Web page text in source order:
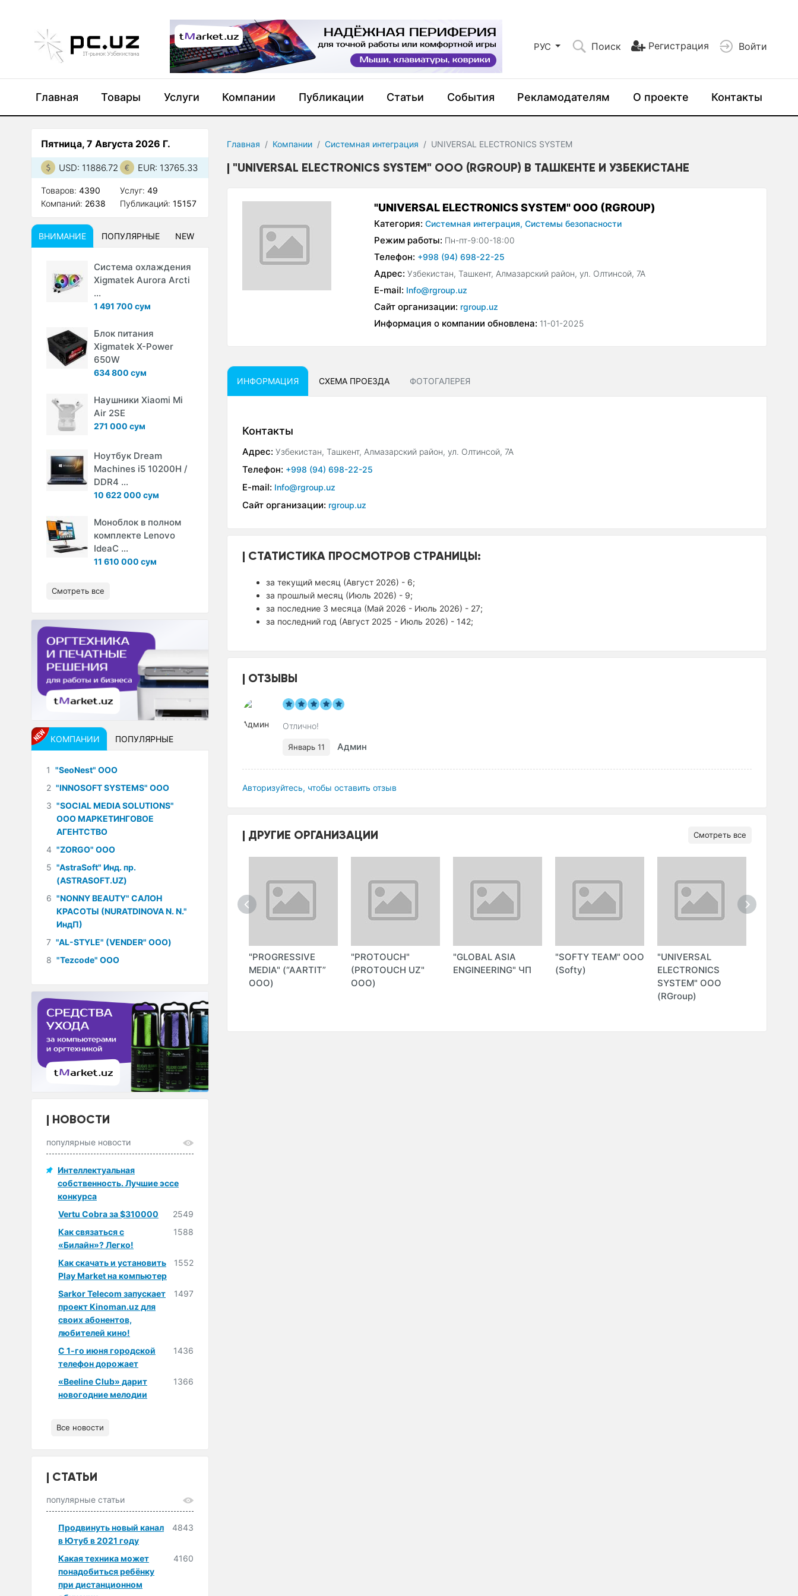
РУС Поиск Регистрация Войти
Главная Товары Услуги Компании Публикации Статьи События Рекламодателям О проекте Контакты
Главная Компании Системная интеграция UNIVERSAL ELECTRONICS SYSTEM
"UNIVERSAL ELECTRONICS SYSTEM" ООО (RGROUP) В ТАШКЕНТЕ И УЗБЕКИСТАНЕ
"UNIVERSAL ELECTRONICS SYSTEM" ООО (RGROUP)
Категория: Системная интеграция, Системы безопасности
Режим работы: Пн-пт-9:00-18:00
Телефон: +998 (94) 698-22-25
Адрес: Узбекистан, Ташкент, Алмазарский район, ул. Олтинсой, 7А
E-mail: Info@rgroup.uz
Сайт организации: rgroup.uz
Информация о компании обновлена: 11-01-2025
ИНФОРМАЦИЯ СХЕМА ПРОЕЗДА ФОТОГАЛЕРЕЯ
Контакты
Адрес: Узбекистан, Ташкент, Алмазарский район, ул. Олтинсой, 7А
Телефон: +998 (94) 698-22-25
E-mail: Info@rgroup.uz
Сайт организации: rgroup.uz
СТАТИСТИКА ПРОСМОТРОВ СТРАНИЦЫ:
за текущий месяц (Август 2026) - 6;
за прошлый месяц (Июль 2026) - 9;
за последние 3 месяца (Май 2026 - Июль 2026) - 27;
за последний год (Август 2025 - Июль 2026) - 142;
ОТЗЫВЫ
Отлично!
Январь 11 Админ
Авторизуйтесь, чтобы оставить отзыв
ДРУГИЕ ОРГАНИЗАЦИИ Смотреть все
"HIKVISION
"PROGRESSIVE
MEDIA" (“AARTIT”
ООО)
"PROTOUCH"
(PROTOUCH UZ"
ООО)
"GLOBAL ASIA
ENGINEERING" ЧП
"SOFTY TEAM" ООО
(Softy)
"UNIVERSAL
ELECTRONICS
SYSTEM" ООО
(RGroup)
Пятница, 7 Августа 2026 Г.
USD: 11886.72 EUR: 13765.33
Товаров: 4390
Компаний: 2638
Услуг:49
Публикаций:15157
ВНИМАНИЕ ПОПУЛЯРНЫЕ NEW
Система охлаждения
Xigmatek Aurora Arcti
...
1 491 700 сум
Блок питания
Xigmatek X-Power
650W
634 800 сум
Наушники Xiaomi Mi
Air 2SE
271 000 сум
Ноутбук Dream
Machines i5 10200H /
DDR4 ...
10 622 000 сум
Моноблок в полном
комплекте Lenovo
IdeaC ...
11 610 000 сум
Смотреть все
КОМПАНИИ ПОПУЛЯРНЫЕ
1 "SeoNest" ООО
2 "INNOSOFT SYSTEMS" ООО
3 "SOCIAL MEDIA SOLUTIONS"
ООО МАРКЕТИНГОВОЕ
АГЕНТСТВО
4 "ZORGO" ООО
5 "AstraSoft" Инд. пр.
(ASTRASOFT.UZ)
6 "NONNY BEAUTY" САЛОН
КРАСОТЫ (NURATDINOVA N. N."
ИндП)
7 "AL-STYLE" (VENDER" ООО)
8 "Tezcode" ООО
НОВОСТИ
популярные новости
Интеллектуальная
собственность. Лучшие эссе
конкурса
Vertu Cobra за $310000
2549
Как связаться с
«Билайн»? Легко!
1588
Как скачать и установить
Play Market на компьютер
1552
Sarkor Telecom запускает
проект Kinoman.uz для
своих абонентов,
любителей кино!
1497
С 1-го июня городской
телефон дорожает
1436
«Beeline Club» дарит
новогодние мелодии
1366
Все новости
СТАТЬИ
популярные статьи
Продвинуть новый канал
в Ютуб в 2021 году
4843
Какая техника может
понадобиться ребёнку
при дистанционном
4160